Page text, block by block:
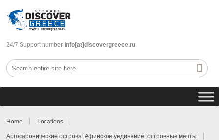
24/7 Support number info[at]discovergreece.ru
Home Locations
Аргосаронические острова: Афинское уединение, островные мечты